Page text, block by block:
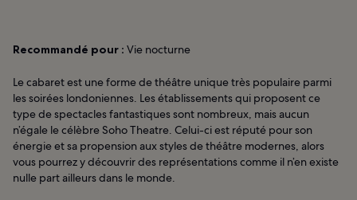
Recommandé pour : Vie nocturne
Le cabaret est une forme de théâtre unique très populaire parmi
les soirées londoniennes. Les établissements qui proposent ce
type de spectacles fantastiques sont nombreux, mais aucun
n’égale le célèbre Soho Theatre. Celui-ci est réputé pour son
énergie et sa propension aux styles de théâtre modernes, alors
vous pourrez y découvrir des représentations comme il n’en existe
nulle part ailleurs dans le monde.